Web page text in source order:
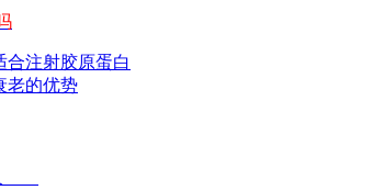
合注射胶原蛋白
老的优势
久